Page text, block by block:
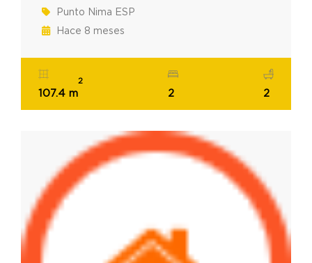
Punto Nima ESP
Hace 8 meses
107.4 m
2
2 2